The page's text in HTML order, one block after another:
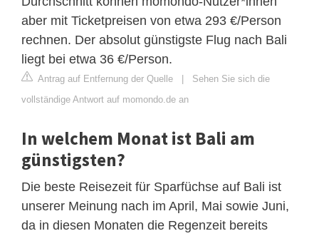
aber mit Ticketpreisen von etwa 293 €/Person
rechnen. Der absolut günstigste Flug nach Bali
liegt bei etwa 36 €/Person.
Antrag auf Entfernung der Quelle | Sehen Sie sich die
vollständige Antwort auf momondo.de an
In welchem Monat ist Bali am
günstigsten?
Die beste Reisezeit für Sparfüchse auf Bali ist
unserer Meinung nach im April, Mai sowie Juni,
da in diesen Monaten die Regenzeit bereits